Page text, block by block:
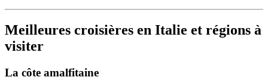
Meilleures croisières en Italie et régions à
visiter
La côte amalfitaine